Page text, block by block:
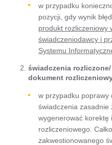
w przypadku
pozycji, gdy wynik
produkt rozliczeniowy
świadczeniodawcy i
Systemu
świadczenia
dokument
w przypadku poprawy
świadczenia zasadnie
wygenerować korektę
rozliczeniowego.
zakwestionowanego